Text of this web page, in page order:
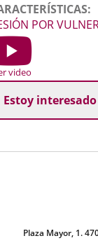
POR
video
Estoy
Plaza Mayor, 1.